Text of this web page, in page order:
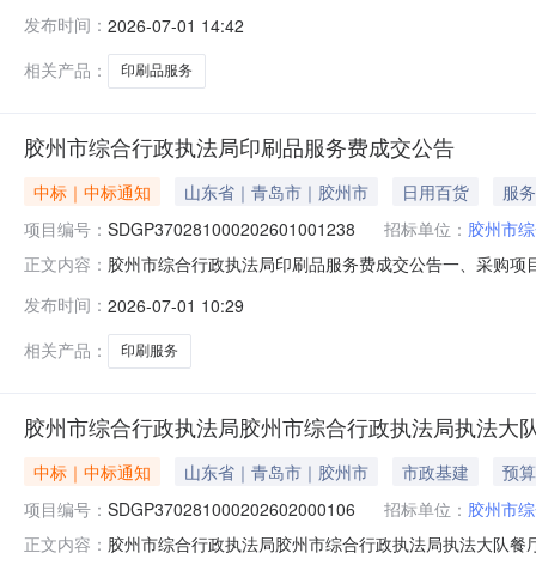
家供应商提交了报价。经评审，报价有效的供应商为3家
发布时间： 2026-07-01 14:42
相关产品：
印刷品服务
胶州市综合行政执法局印刷品服务费成交公告
中标｜中标通知 山东省｜青岛市｜胶州市 日用百货
服务
项目编号： SDGP370281000202601001238 招标单位： 胶州市
正文内容： 胶州市综合行政执法局印刷品服务费成交公告一、采购
广告传媒中心1.0000009795.000000元七、采购小组成
发布时间： 2026-07-01 10:29
相关产品：
印刷服务
胶州市综合行政执法局胶州市综合行政执法局执法大
中标｜中标通知 山东省｜青岛市｜胶州市 市政基建
预
项目编号： SDGP370281000202602000106 招标单位： 胶州市
正文内容： 胶州市综合行政执法局胶州市综合行政执法局执法大队